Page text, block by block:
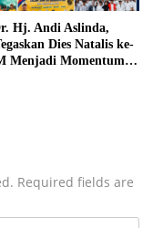
Hj. Andi Aslinda,
Dies Natalis ke-
Menjadi Momentum
Required fields are